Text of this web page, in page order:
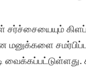
மனுக்களை
வைக்கப்பட்டுள்ளது.